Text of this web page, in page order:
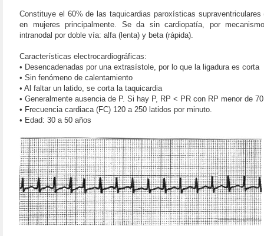
Constituye el 60% de las taquicardias paroxísticas
en mujeres principalmente. Se da sin cardiopatía, por
intranodal por doble vía: alfa (lenta) y beta (rápida).
Características electrocardiográficas:
• Desencadenadas por una extrasístole, por lo que la ligadura es corta
• Sin fenómeno de calentamiento
• Al faltar un latido, se corta la taquicardia
• Generalmente ausencia de P. Si hay P, RP < PR con RP menor de
• Frecuencia cardiaca (FC) 120 a 250 latidos por minuto.
• Edad: 30 a 50 años